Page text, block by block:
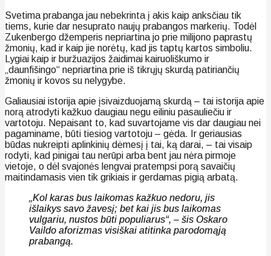
Svetima prabanga jau nebekrinta į akis kaip anksčiau tik
tiems, kurie dar nesuprato naujų prabangos markerių. Todėl
Zukenbergo džemperis nepriartina jo prie milijono paprastų
žmonių, kad ir kaip jie norėtų, kad jis taptų kartos simboliu.
Lygiai kaip ir buržuazijos žaidimai kairuoliškumo ir
„daunfišingo“ nepriartina prie iš tikrųjų skurdą patiriančių
žmonių ir kovos su nelygybe.
Galiausiai istorija apie įsivaizduojamą skurdą – tai istorija apie
norą atrodyti kažkuo daugiau negu eiliniu pasauliečiu ir
vartotoju. Nepaisant to, kad suvartojame vis dar daugiau nei
pagaminame, būti tiesiog vartotoju – gėda. Ir geriausias
būdas nukreipti aplinkinių dėmesį į tai, ką darai, – tai visaip
rodyti, kad pinigai tau nerūpi arba bent jau nėra pirmoje
vietoje, o dėl svajonės lengvai pratempsi porą savaičių
maitindamasis vien tik grikiais ir gerdamas pigią arbatą.
„Kol karas bus laikomas kažkuo nedoru, jis
išlaikys savo žavesį; bet kai jis bus laikomas
vulgariu, nustos būti populiarus“, – šis Oskaro
Vaildo aforizmas visiškai atitinka parodomąją
prabangą.